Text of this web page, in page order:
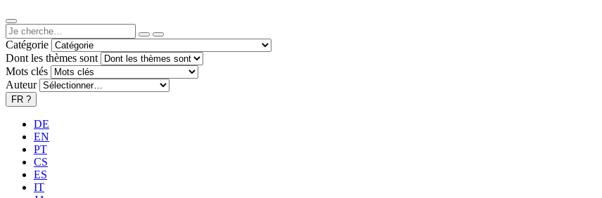
Catégorie
Dont les thèmes sont
Mots clés
Auteur
FR ?
DE
EN
PT
CS
ES
IT